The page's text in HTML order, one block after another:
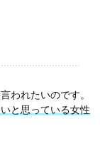
われたいのです。
と思っている女性